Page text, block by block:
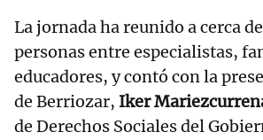
La jornada ha reunido a cerca
personas entre especialistas,
educadores, y contó con la
de Berriozar, Iker
de Derechos Sociales del